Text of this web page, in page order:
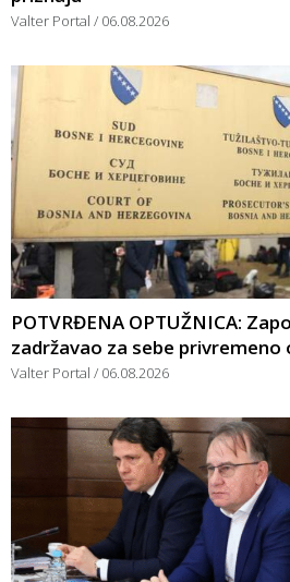
Valter Portal 06.08.2026
POTVRĐENA OPTUŽNICA:
zadržavao za sebe privremeno
Valter Portal 06.08.2026